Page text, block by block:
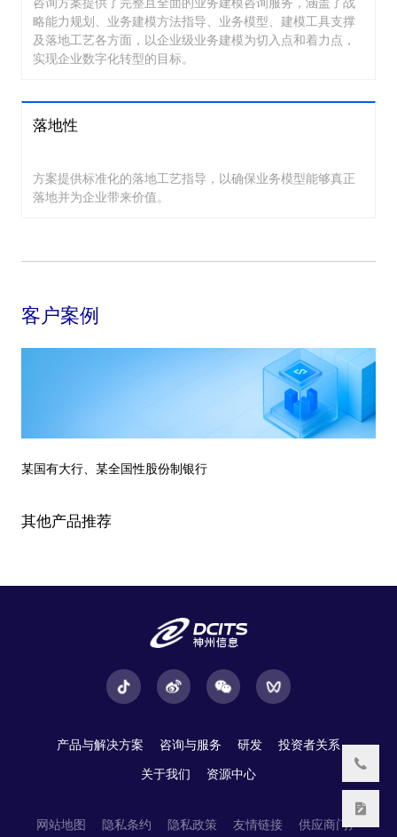
咨询方案提供了完整且全面的业务建模咨询服务，涵盖了战
略能力规划、业务建模方法指导、业务模型、建模工具支撑
及落地工艺各方面，以企业级业务建模为切入点和着力点，
实现企业数字化转型的目标。
落地性
方案提供标准化的落地工艺指导，以确保业务模型能够真正
落地并为企业带来价值。
客户案例
某国有大行、某全国性股份制银行
其他产品推荐
产品与解决方案 咨询与服务 研发 投资者关系
关于我们 资源中心
网站地图 隐私条约 隐私政策 友情链接 供应商门户